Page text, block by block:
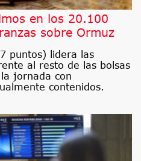
en los 20.100
sobre Ormuz
puntos) lidera las
al resto de las bolsas
jornada con
contenidos.